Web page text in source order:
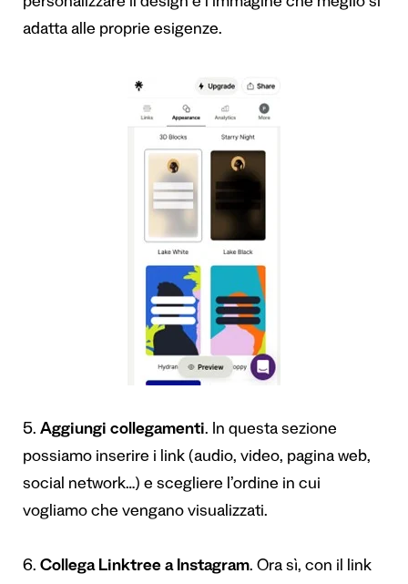
adatta alle proprie esigenze.
5. Aggiungi collegamenti. In questa sezione
possiamo inserire i link (audio, video, pagina web,
social network…) e scegliere l’ordine in cui
vogliamo che vengano visualizzati.
6. Collega Linktree a Instagram. Ora sì, con il link